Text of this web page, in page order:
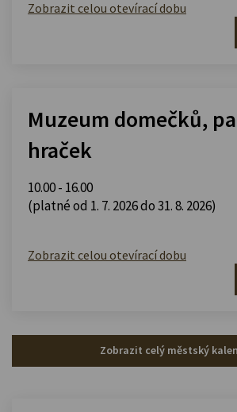
Zobrazit celou otevírací dobu
Muzeum domečků,
hraček
10.00 - 16.00
(platné od 1. 7. 2026 do 31. 8. 2026)
Zobrazit celou otevírací dobu
Zobrazit celý městský